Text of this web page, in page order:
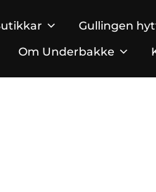
Gullingen
Om Underbakke